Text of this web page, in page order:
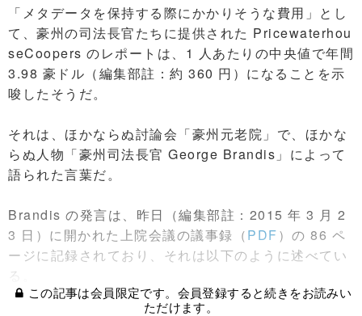
「メタデータを保持する際にかかりそうな費用」とし
て、豪州の司法長官たちに提供された Pricewaterhou
seCoopers のレポートは、1 人あたりの中央値で年間
3.98 豪ドル（編集部註：約 360 円）になることを示
唆したそうだ。
それは、ほかならぬ討論会「豪州元老院」で、ほかな
らぬ人物「豪州司法長官 George Brandis」によって
語られた言葉だ。
Brandis の発言は、昨日（編集部註：2015 年 3 月 2
3 日）に開かれた上院会議の議事録（PDF）の 86 ペ
ージに記録されており、それは以下のように述べてい
る。
この記事は会員限定です。会員登録すると続きをお読みい
ただけます。